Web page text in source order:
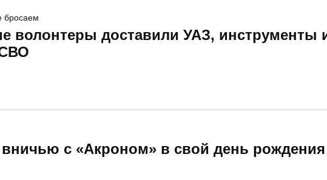
волонтеры доставили УАЗ, инструменты
бросаем
с «Акроном» в свой день рождения